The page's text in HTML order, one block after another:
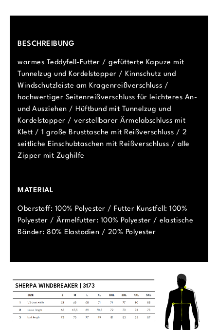
BESCHREIBUNG
warmes Teddyfell-Futter / gefütterte Kapuze mit
Tunnelzug und Kordelstopper / Kinnschutz und
Windschutzleiste am Kragenreißverschluss /
hochwertiger Seitenreißverschluss für leichteres An-
und Ausziehen / Hüftbund mit Tunnelzug und
Kordelstopper / verstellbarer Ärmelabschluss mit
Klett / 1 große Brusttasche mit Reißverschluss / 2
seitliche Einschubtaschen mit Reißverschluss / alle
Zipper mit Zughilfe
MATERIAL
Oberstoff: 100% Polyester / Futter Kunstfell: 100%
Polyester / Ärmelfutter: 100% Polyester / elastische
Bänder: 80% Elastodien / 20% Polyester